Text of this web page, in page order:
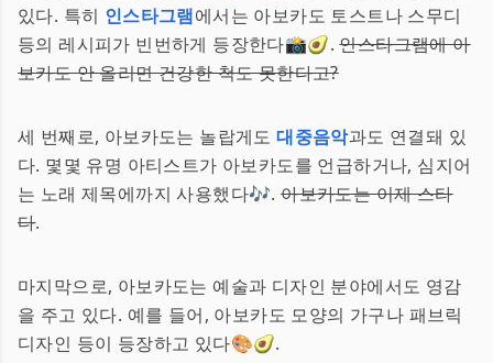
있다. 특히 인스타그램에서는 아보카도 토스트나 스무디
등의 레시피가 빈번하게 등장한다📸🥑.인스타그램에 아
보카도 안 올리면 건강한 척도 못한다고?
세 번째로, 아보카도는 놀랍게도대중음악과도 연결돼 있
다. 몇몇 유명 아티스트가 아보카도를 언급하거나, 심지어
는 노래 제목에까지 사용했다🎶.아보카도는 이제 스타
다.
마지막으로, 아보카도는 예술과 디자인 분야에서도 영감
을 주고 있다. 예를 들어, 아보카도 모양의 가구나 패브릭
디자인 등이 등장하고 있다🎨🥑.